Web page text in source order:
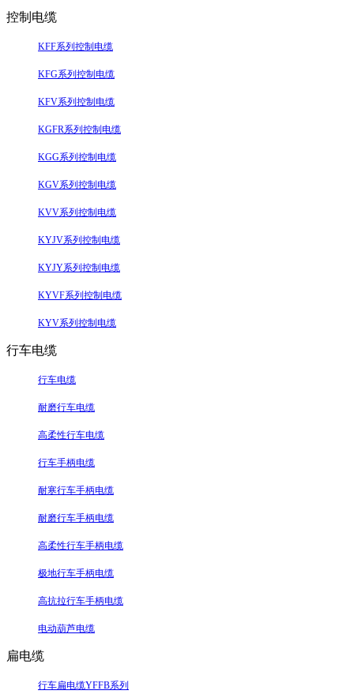
控制电缆
KFF系列控制电缆
KFG系列控制电缆
KFV系列控制电缆
KGFR系列控制电缆
KGG系列控制电缆
KGV系列控制电缆
KVV系列控制电缆
KYJV系列控制电缆
KYJY系列控制电缆
KYVF系列控制电缆
KYV系列控制电缆
行车电缆
行车电缆
耐磨行车电缆
高柔性行车电缆
行车手柄电缆
耐寒行车手柄电缆
耐磨行车手柄电缆
高柔性行车手柄电缆
极地行车手柄电缆
高抗拉行车手柄电缆
电动葫芦电缆
扁电缆
行车扁电缆YFFB系列